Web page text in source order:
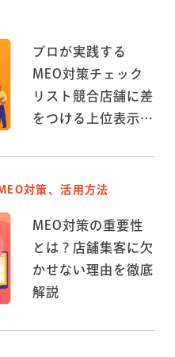
プロが実践する
MEO対策チェック
リスト競合店舗に差
をつける上位表示の
対策、活用方法
MEO対策の重要性
とは？店舗集客に欠
かせない理由を徹底
解説